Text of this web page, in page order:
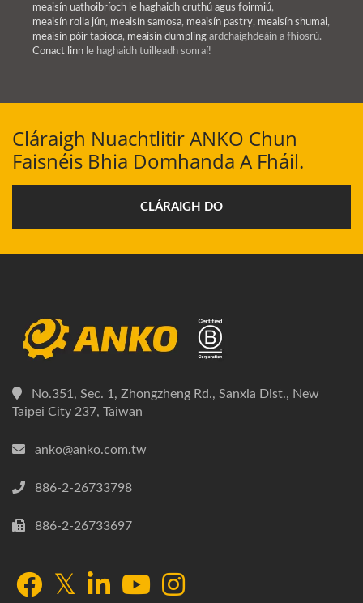
meaisín uathoibríoch le haghaidh cruthú agus foirmiú,
meaisín rolla jún, meaisín samosa, meaisín pastry, meaisín shumai,
meaisín póir tapioca, meaisín dumpling ardchaighdeáin a fhiosrú.
Conact linn le haghaidh tuilleadh sonraí!
Cláraigh Nuachtlitir ANKO Chun
Faisnéis Bhia Domhanda A Fháil.
CLÁRAIGH DO
No.351, Sec. 1, Zhongzheng Rd., Sanxia Dist., New
Taipei City 237, Taiwan
anko@anko.com.tw
886-2-26733798
886-2-26733697